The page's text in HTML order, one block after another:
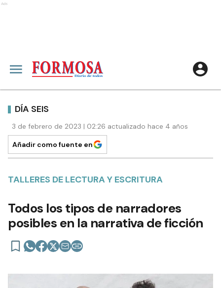
Ads
DÍA SEIS
3 de febrero de 2023 | 02:26 actualizado hace 4 años
Añadir como fuente en
TALLERES DE LECTURA Y ESCRITURA
Todos los tipos de narradores
posibles en la narrativa de ficción